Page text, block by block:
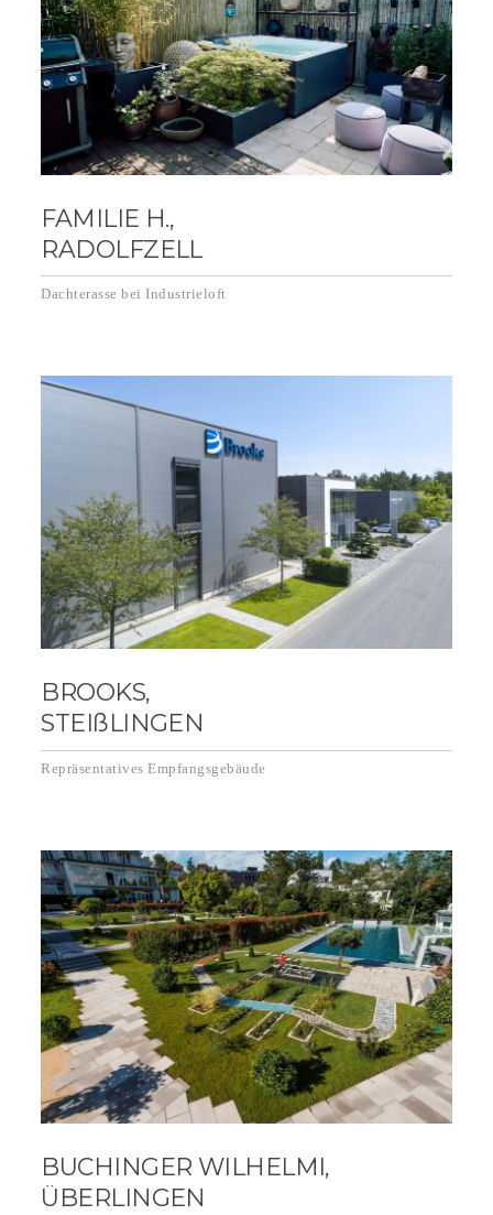
FAMILIE H.,
RADOLFZELL
Dachterasse bei Industrieloft
BROOKS,
STEIßLINGEN
Repräsentatives Empfangsgebäude
BUCHINGER WILHELMI,
ÜBERLINGEN